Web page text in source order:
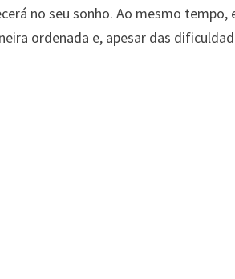
no seu sonho. Ao mesmo tempo,
ordenada e, apesar das